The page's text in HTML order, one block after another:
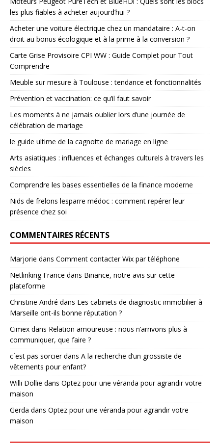
les plus fiables à acheter aujourd’hui ?
Acheter une voiture électrique chez un mandataire : A-t-on
droit au bonus écologique et à la prime à la conversion ?
Carte Grise Provisoire CPI WW : Guide Complet pour Tout
Comprendre
Meuble sur mesure à Toulouse : tendance et fonctionnalités
Prévention et vaccination: ce qu’il faut savoir
Les moments à ne jamais oublier lors d’une journée de
célébration de mariage
le guide ultime de la cagnotte de mariage en ligne
Arts asiatiques : influences et échanges culturels à travers les
siècles
Comprendre les bases essentielles de la finance moderne
Nids de frelons lesparre médoc : comment repérer leur
présence chez soi
COMMENTAIRES RÉCENTS
Marjorie dans Comment contacter Wix par téléphone
Netlinking France dans Binance, notre avis sur cette
plateforme
Christine André dans Les cabinets de diagnostic immobilier à
Marseille ont-ils bonne réputation ?
Cimex dans Relation amoureuse : nous n’arrivons plus à
communiquer, que faire ?
c´est pas sorcierdans A la recherche d’un grossiste de
vêtements pour enfant?
Willi Dollie dans Optez pour une véranda pour agrandir votre
maison
Gerda dans Optez pour une véranda pour agrandir votre
maison